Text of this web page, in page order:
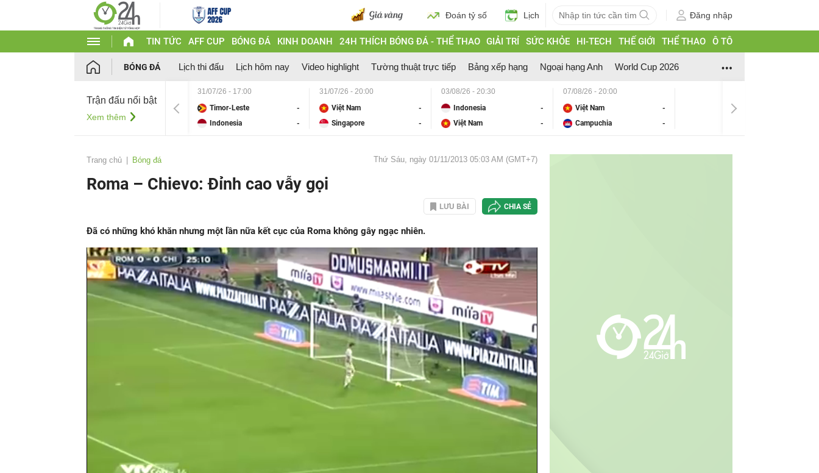
Đoán tỷ số Lịch Đăng nhập
TIN TỨC AFF CUP BÓNG ĐÁ KINH DOANH 24H THÍCH BÓNG ĐÁ - THỂ THAO GIẢI TRÍ SỨC KHỎE HI-TECH THẾ GIỚI THỂ THAO Ô TÔ
BÓNG ĐÁ Lịch thi đấu Lịch hôm nay Video highlight Tường thuật trực tiếp Bảng xếp hạng Ngoại hạng Anh World Cup 2026
Trận đấu nổi bật
Xem thêm
31/07/26 - 17:00
Timor-Leste
-
Indonesia
-
31/07/26 - 20:00
Việt Nam
-
Singapore
-
03/08/26 - 20:30
Indonesia
-
Việt Nam
-
07/08/26 - 20:00
Việt Nam
-
Campuchia
-
Trang chủ Bóng đá Thứ Sáu, ngày 01/11/2013 05:03 AM (GMT+7)
Roma – Chievo: Đỉnh cao vẫy gọi
LƯU BÀI CHIA SẺ
Đã có những khó khăn nhưng một lần nữa kết cục của Roma không gây ngạc nhiên.